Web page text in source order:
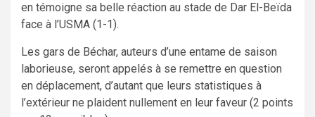
en témoigne sa belle réaction au stade de Dar El-Beïda
face à l’USMA (1-1).
Les gars de Béchar, auteurs d’une entame de saison
laborieuse, seront appelés à se remettre en question
en déplacement, d’autant que leurs statistiques à
l’extérieur ne plaident nullement en leur faveur (2 points